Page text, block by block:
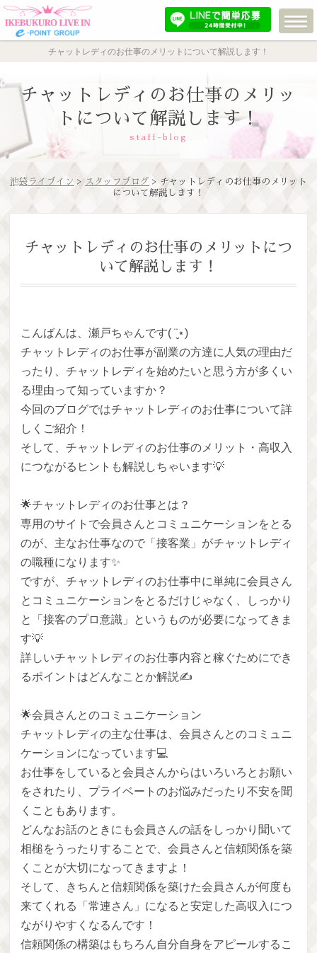
チャットレディのお仕事のメリットについて解説します！
チャットレディのお仕事のメリッ
トについて解説します！
staff-blog
池袋ライブイン > スタッフブログ > チャットレディのお仕事のメリット
について解説します！
チャットレディのお仕事のメリットにつ
いて解説します！
こんばんは、瀬戸ちゃんです( ¨̮⋆)
チャットレディのお仕事が副業の方達に人気の理由だ
ったり、チャットレディを始めたいと思う方が多くい
る理由って知っていますか？
今回のブログではチャットレディのお仕事について詳
しくご紹介！
そして、チャットレディのお仕事のメリット・高収入
につながるヒントも解説しちゃいます💡
🌟チャットレディのお仕事とは？
専用のサイトで会員さんとコミュニケーションをとる
のが、主なお仕事なので「接客業」がチャットレディ
の職種になります✨
ですが、チャットレディのお仕事中に単純に会員さん
とコミュニケーションをとるだけじゃなく、しっかり
と「接客のプロ意識」というものが必要になってきま
す💡
詳しいチャットレディのお仕事内容と稼ぐためにでき
るポイントはどんなことか解説✍️
🌟会員さんとのコミュニケーション
チャットレディの主な仕事は、会員さんとのコミュニ
ケーションになっています💻
お仕事をしていると会員さんからはいろいろとお願い
をされたり、プライベートのお悩みだったり不安を聞
くこともあります。
どんなお話のときにも会員さんの話をしっかり聞いて
相槌をうったりすることで、会員さんと信頼関係を築
くことが大切になってきますよ！
そして、きちんと信頼関係を築けた会員さんが何度も
来てくれる「常連さん」になると安定した高収入につ
ながりやすくなるんです！
信頼関係の構築はもちろん自分自身をアピールするこ